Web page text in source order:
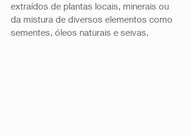
extraídos de plantas locais, minerais ou
da mistura de diversos elementos como
sementes, óleos naturais e seivas.